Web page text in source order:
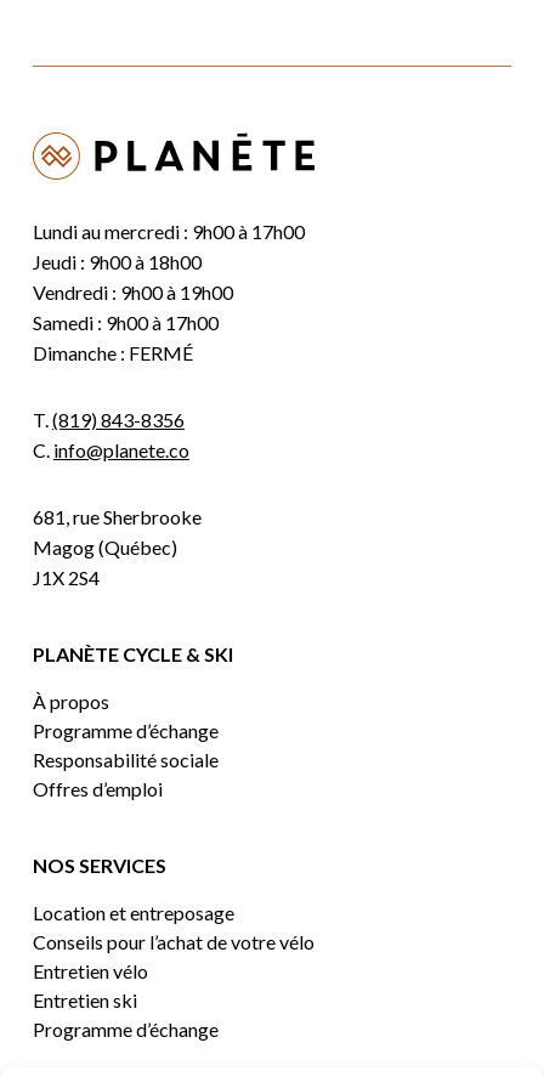
Lundi au mercredi : 9h00 à 17h00
Jeudi : 9h00 à 18h00
Vendredi : 9h00 à 19h00
Samedi : 9h00 à 17h00
Dimanche : FERMÉ
T.(819) 843-8356
C. info@planete.co
681, rue Sherbrooke
Magog (Québec)
J1X 2S4
PLANÈTE CYCLE & SKI
À propos
Programme d’échange
Responsabilité sociale
Offres d’emploi
NOS SERVICES
Location et entreposage
Conseils pour l’achat de votre vélo
Entretien vélo
Entretien ski
Programme d’échange